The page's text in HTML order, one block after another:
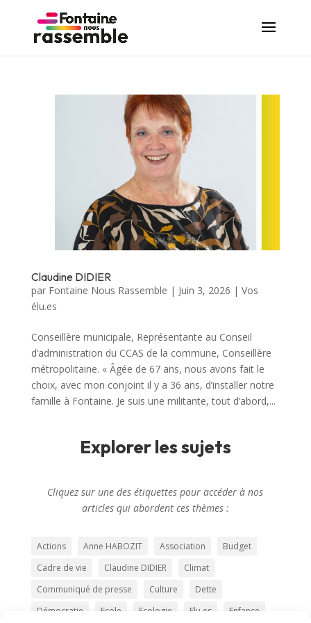
Claudine DIDIER
par Fontaine Nous Rassemble | Juin 3, 2026 | Vos
élu.es
Conseillère municipale, Représentante au Conseil
d’administration du CCAS de la commune, Conseillère
métropolitaine. « Âgée de 67 ans, nous avons fait le
choix, avec mon conjoint il y a 36 ans, d’installer notre
famille à Fontaine. Je suis une militante, tout d’abord,...
Explorer les sujets
Cliquez sur une des étiquettes pour accéder à nos
articles qui abordent ces thèmes :
Actions Anne HABOZIT Association
Budget
Cadre de vie
Claudine DIDIER
Climat
Communiqué de presse
Culture
Dette
Démocratie
Ecole Ecologie Elu.es Enfance